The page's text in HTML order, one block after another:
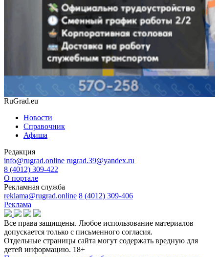
RuGrad.eu
Новости
Справочник
Афиша
Редакция
info@rugrad.online rugrad.39@yandex.ru
8 (4012) 309-422
О портале
Рекламная служба
reklama@rugrad.online 8 (4012) 309-406
Реклама
Все права защищены. Любое использование материалов
допускается только с письменного согласия.
Отдельные страницы сайта могут содержать вредную для
детей информацию. 18+